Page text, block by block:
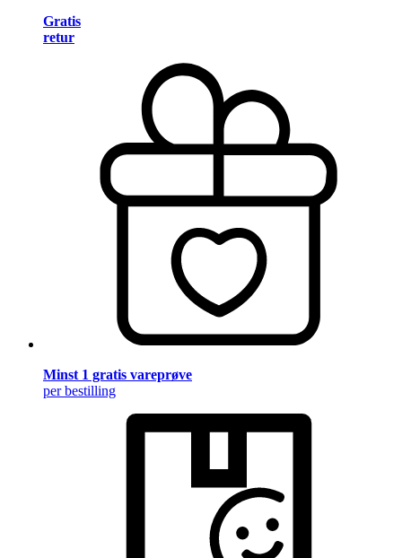
Gratis
retur
Minst 1 gratis vareprøve
per bestilling